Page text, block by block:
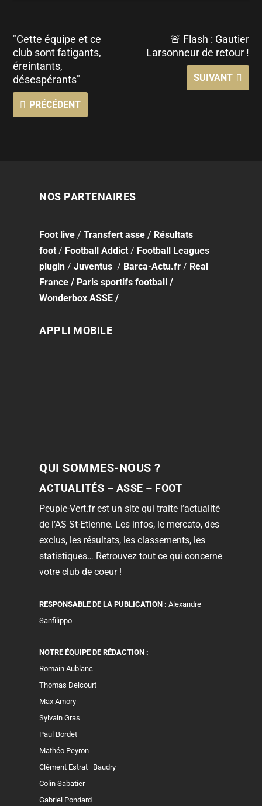
"Cette équipe et ce
club sont fatigants,
éreintants,
désespérants"
PRÉCÉDENT
🚨 Flash : Gautier
Larsonneur de retour !
SUIVANT
NOS PARTENAIRES
Foot live /Transfert asse / Résultats
foot / Football Addict / Football Leagues
plugin /Juventus / Barca-Actu.fr / Real
France / Paris sportifs football
/
Wonderbox ASSE /
APPLI MOBILE
QUI SOMMES-NOUS ?
ACTUALITÉS – ASSE – FOOT
Peuple-Vert.fr est un site qui traite l’actualité
de l’AS St-Etienne. Les infos, le mercato, des
exclus, les résultats, les classements, les
statistiques… Retrouvez tout ce qui concerne
votre club de coeur !
RESPONSABLE DE LA PUBLICATION : Alexandre
Sanfilippo
NOTRE ÉQUIPE DE RÉDACTION :
Romain Aublanc
Thomas Delcourt
Max Amory
Sylvain Gras
Paul Bordet
Mathéo Peyron
Clément Estrat–Baudry
Colin Sabatier
Gabriel Pondard